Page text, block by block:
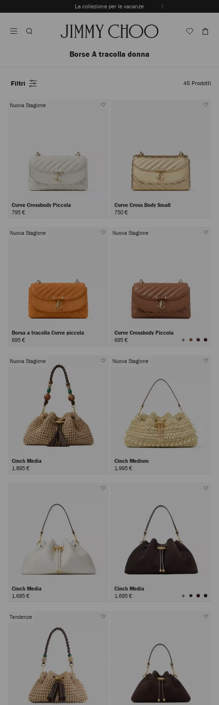
Al
La collezione per le vacanze
automatica
Borse A tracolla donna
Filtri 45 Prodotti
Nuova Stagione
Curve Crossbody Piccola
795 €
Curve Cross Body Small
750 €
Nuova Stagione
Borsa a tracolla Curve piccola
695 €
Nuova Stagione
Curve Crossbody Piccola
695 €
Visualizza
tutti
Nuova Stagione
Cinch Media
1.895 €
Nuova Stagione
Cinch Medium
1.995 €
Cinch Media
1.695 €
Cinch Media
1.695 €
Visualizza
tutti
Tendenze